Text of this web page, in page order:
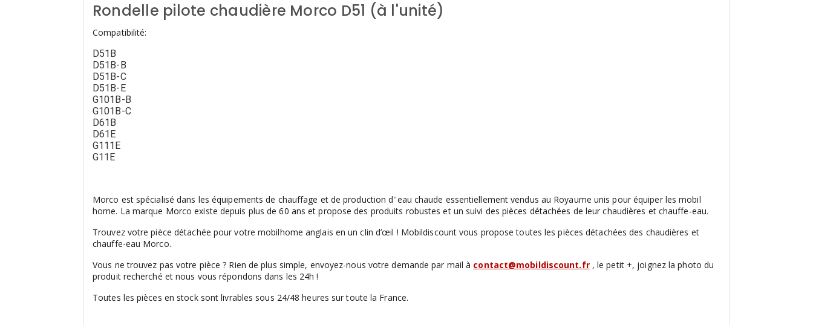
Rondelle pilote chaudière Morco D51 (à l'unité)
Compatibilité:
D51B
D51B-B
D51B-C
D51B-E
G101B-B
G101B-C
D61B
D61E
G111E
G11E
Morco est spécialisé dans les équipements de chauffage et de production d''eau chaude essentiellement vendus au Royaume unis pour équiper les mobil
home. La marque Morco existe depuis plus de 60 ans et propose des produits robustes et un suivi des pièces détachées de leur chaudières et chauffe-eau.
Trouvez votre pièce détachée pour votre mobilhome anglais en un clin d’œil ! Mobildiscount vous propose toutes les pièces détachées des chaudières et
chauffe-eau Morco.
Vous ne trouvez pas votre pièce ? Rien de plus simple, envoyez-nous votre demande par mail à contact@mobildiscount.fr, le petit +, joignez la photo du
produit recherché et nous vous répondons dans les 24h !
Toutes les pièces en stock sont livrables sous 24/48 heures sur toute la France.